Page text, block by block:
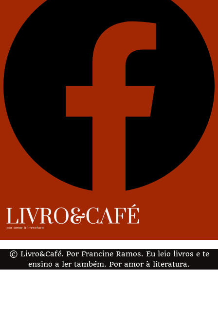
© Livro&Café. Por Francine Ramos. Eu leio livros e te
ensino a ler também. Por amor à literatura.